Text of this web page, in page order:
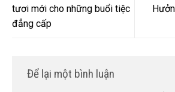
tươi mới cho những buổi tiệc
đẳng cấp
Để lại một bình luận